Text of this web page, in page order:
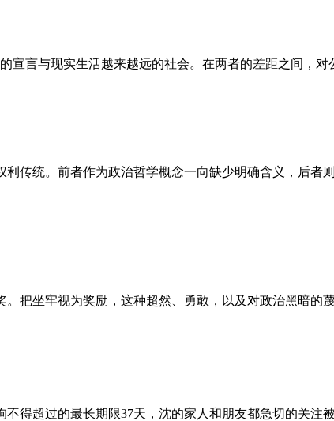
言与现实生活越来越远的社会。在两者的差距之间，
传统。前者作为政治哲学概念一向缺少明确含义，后者
把坐牢视为奖励，这种超然、勇敢，以及对政治黑暗的
得超过的最长期限37天，沈的家人和朋友都急切的关注